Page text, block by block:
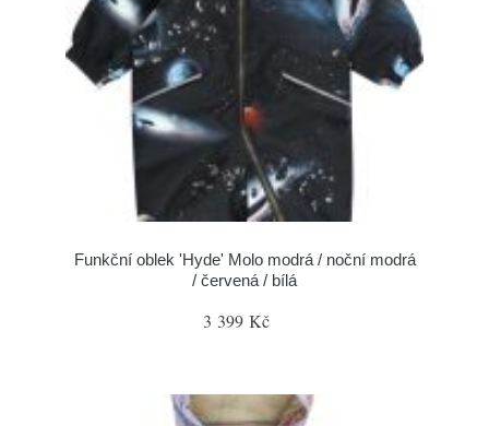
Funkční oblek 'Hyde' Molo modrá / noční modrá
/ červená / bílá
3 399 Kč